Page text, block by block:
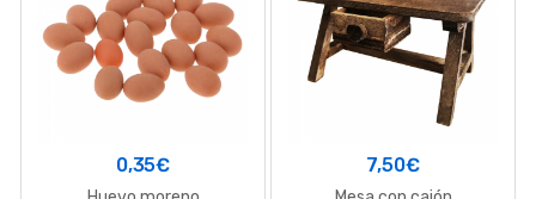
0,35€ 7,50€